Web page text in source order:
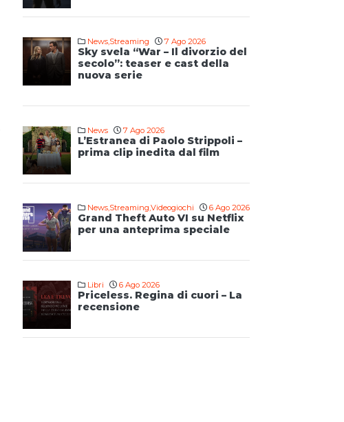
News,Streaming 7 Ago 2026
Sky svela “War – Il divorzio del
secolo”: teaser e cast della
nuova serie
News 7 Ago 2026
L’Estranea di Paolo Strippoli –
prima clip inedita dal film
News,Streaming,Videogiochi 6 Ago 2026
Grand Theft Auto VI su Netflix
per una anteprima speciale
Libri 6 Ago 2026
Priceless. Regina di cuori – La
recensione